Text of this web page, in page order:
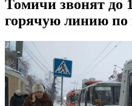
Томичи звонят до
горячую линию по